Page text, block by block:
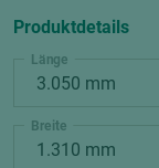
Produktdetails
Länge
Breite